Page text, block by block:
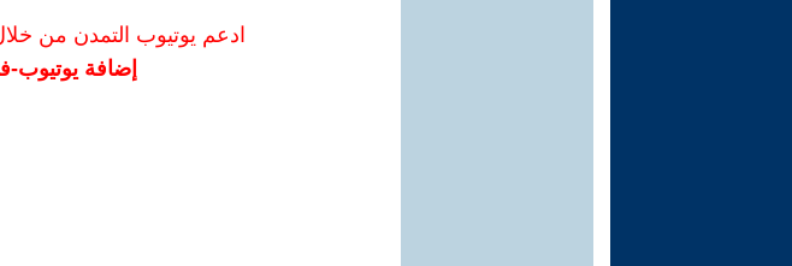
ادعم يوتيوب التمدن من خلال
إضافة يوتيوب-